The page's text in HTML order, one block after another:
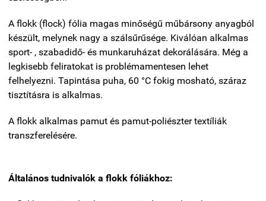
A flokk (flock) fólia magas minőségű műbársony anyagból
készült, melynek nagy a szálsűrűsége. Kiválóan alkalmas
sport- , szabadidő- és munkaruházat dekorálására. Még a
legkisebb feliratokat is problémamentesen lehet
felhelyezni. Tapintása puha, 60 °C fokig mosható, száraz
tisztításra is alkalmas.
A flokk alkalmas pamut és pamut-poliészter textíliák
transzferelésére.
Általános tudnivalók a flokk fóliákhoz: